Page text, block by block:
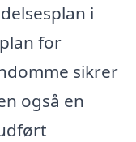
i
for
sikrer
også en